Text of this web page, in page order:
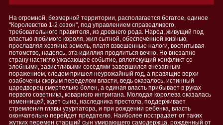
На огромной, безмерной территории, располагается богатое, единое
"Королевство 1-2 сезон", под управлением справедливого,
требовательного правителя, из древнего рода. Народ, живущий под
властью любимого короля, жил сытной, обеспеченной жизнью,
прославляя хозяина земель, платя взвешенные налоги, воспитывая
потомство, надеясь, эта идиллия продлиться вечно. Но внезапно
страну настигло ужасающее событие, вялотекущий конфликт со
злобными, завистливыми соседями завершился внезапным
поражением, следом пришел неурожайный год, а правящие верхи
озабочены скорым переделом власти, ведь оказалось, истинный
царедворец смертельно болен, а единая власть прибывает в руках
первого советника, коварного интригана. Молодая королева оказалась
изменницей, ждет сына, наследника престола, поддерживает
стремления главы узурпатора, и при рождении ребенка, власть
окончательно перейдет предателю. Наиболее пострадает от таких
жутких перемен старший сын умирающего самодержца, рожденный от